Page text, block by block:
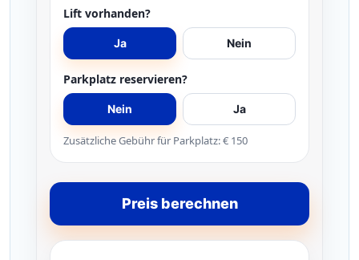
Lift vorhanden?
Ja Nein
Parkplatz reservieren?
Nein Ja
Zusätzliche Gebühr für Parkplatz: € 150
Preis berechnen